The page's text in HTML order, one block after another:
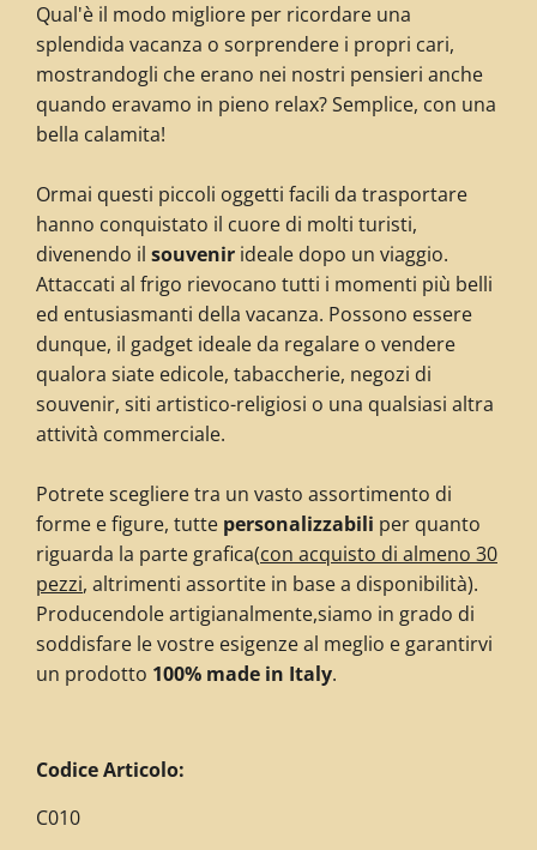
Qual'è il modo migliore per ricordare una
splendida vacanza o sorprendere i propri cari,
mostrandogli che erano nei nostri pensieri anche
quando eravamo in pieno relax? Semplice, con una
bella calamita!
Ormai questi piccoli oggetti facili da trasportare
hanno conquistato il cuore di molti turisti,
divenendo il souvenir ideale dopo un viaggio.
Attaccati al frigo rievocano tutti i momenti più belli
ed entusiasmanti della vacanza. Possono essere
dunque, il gadget ideale da regalare o vendere
qualora siate edicole, tabaccherie, negozi di
souvenir, siti artistico-religiosi o una qualsiasi altra
attività commerciale.
Potrete scegliere tra un vasto assortimento di
forme e figure, tutte personalizzabili per quanto
riguarda la parte grafica(con acquisto di almeno 30
pezzi, altrimenti assortite in base a disponibilità).
Producendole artigianalmente,siamo in grado di
soddisfare le vostre esigenze al meglio e garantirvi
un prodotto 100% made in Italy.
Codice Articolo:
C010